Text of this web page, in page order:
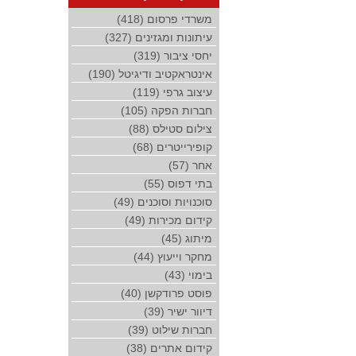
משרדי פרסום (418)
עיתונות ומגזינים (327)
יחסי ציבור (319)
אינטראקטיב ודיגיטל (190)
עיצוב גרפי (119)
חברות הפקה (105)
צילום סטילס (88)
קופירייטרים (68)
אחר (57)
בתי דפוס (55)
סוכנויות וסוכנים (49)
קידום מכירות (49)
מיתוג (45)
מחקר וייעוץ (44)
בימוי (43)
פוסט פרודקשן (40)
דיוור ישיר (39)
חברות שילוט (39)
קידום אתרים (38)